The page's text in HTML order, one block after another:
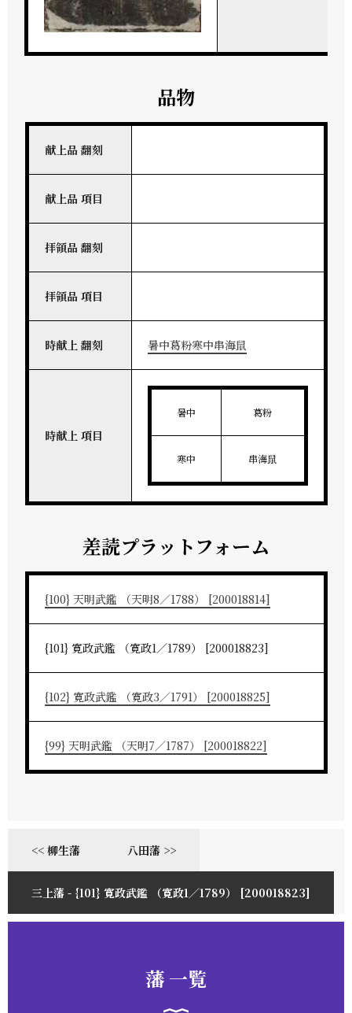
品物
献上品 翻刻
献上品 項目
拝領品 翻刻
拝領品 項目
時献上 翻刻 暑中葛粉寒中串海鼠
時献上 項目
暑中 葛粉
寒中 串海鼠
差読プラットフォーム
{100} 天明武鑑 （天明8／1788） [200018814]
{101} 寛政武鑑 （寛政1／1789） [200018823]
{102} 寛政武鑑 （寛政3／1791） [200018825]
{99} 天明武鑑 （天明7／1787） [200018822]
<< 柳生藩 八田藩 >>
三上藩 - {101} 寛政武鑑 （寛政1／1789） [200018823]
藩 一覧